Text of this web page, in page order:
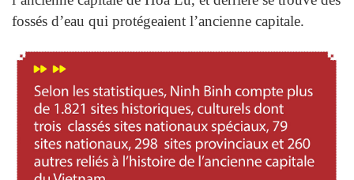
fossés d’eau qui protégeaient l’ancienne capitale.